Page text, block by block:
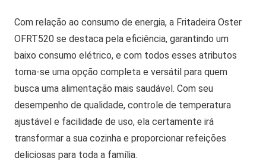
Com relação ao consumo de energia, a Fritadeira Oster
OFRT520 se destaca pela eficiência, garantindo um
baixo consumo elétrico, e com todos esses atributos
torna-se uma opção completa e versátil para quem
busca uma alimentação mais saudável. Com seu
desempenho de qualidade, controle de temperatura
ajustável e facilidade de uso, ela certamente irá
transformar a sua cozinha e proporcionar refeições
deliciosas para toda a família.